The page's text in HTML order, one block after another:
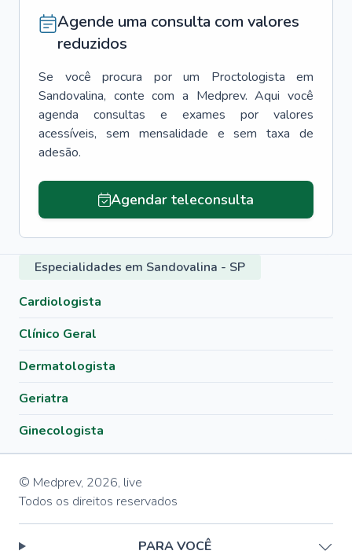
Agende uma consulta com valores
reduzidos
Se você procura por um Proctologista
em
Sandovalina, conte com a Medprev. Aqui você
agenda consultas e exames por valores
acessíveis, sem mensalidade e sem taxa de
adesão.
Agendar teleconsulta
Especialidades em Sandovalina - SP
Cardiologista
Clínico Geral
Dermatologista
Geriatra
Ginecologista
© Medprev, 2026, live
Todos os direitos reservados
PARA VOCÊ